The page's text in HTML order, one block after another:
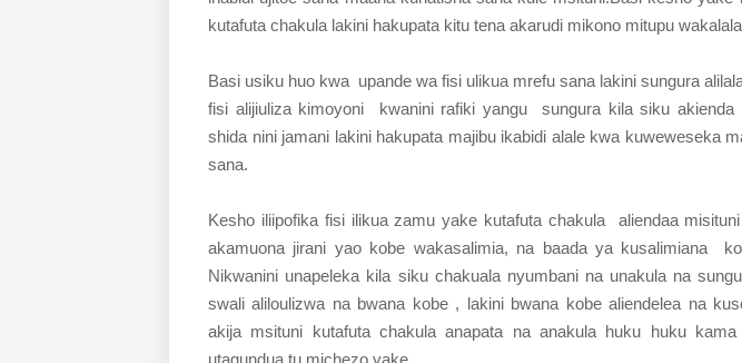
kutafuta chakula lakini hakupata kitu tena akarudi mikono mitupu
Basi usiku huo kwa upande wa fisi ulikua mrefu sana lakini sungura
fisi alijiuliza kimoyoni kwanini rafiki yangu sungura kila siku akienda
shida nini jamani lakini hakupata majibu ikabidi alale kwa kuweweseka
sana.
Kesho iliipofika fisi ilikua zamu yake kutafuta chakula aliendaa
akamuona jirani yao kobe wakasalimia, na baada ya kusalimiana
Nikwanini unapeleka kila siku chakuala nyumbani na unakula na
swali aliloulizwa na bwana kobe , lakini bwana kobe aliendelea na
akija msituni kutafuta chakula anapata na anakula huku huku
utagundua tu michezo yake.